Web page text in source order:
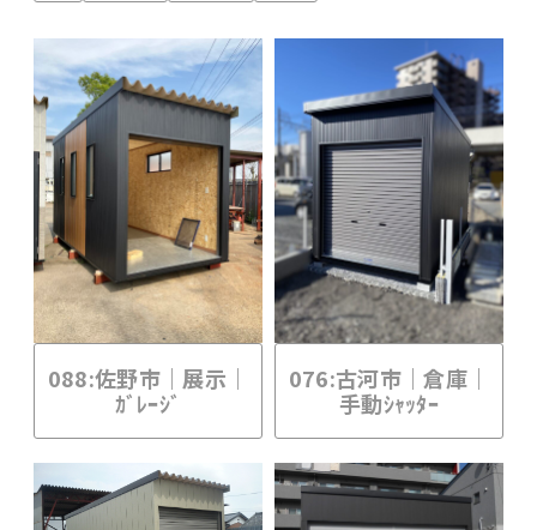
088:佐野市｜展示｜
ｶﾞﾚｰｼﾞ
076:古河市｜倉庫｜
手動ｼｬｯﾀｰ